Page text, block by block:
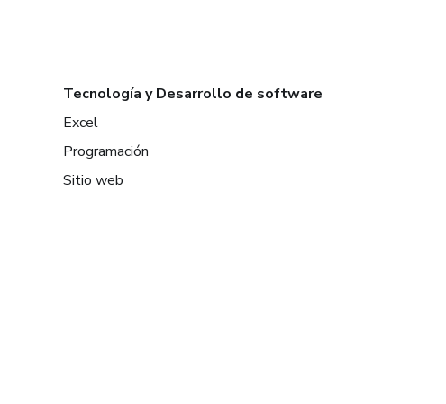
Tecnología y Desarrollo de software
Excel
Programación
Sitio web